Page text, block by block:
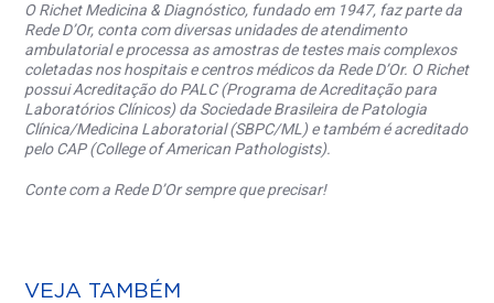
O Richet Medicina & Diagnóstico, fundado em 1947, faz parte da
Rede D’Or, conta com diversas unidades de atendimento
ambulatorial e processa as amostras de testes mais complexos
coletadas nos hospitais e centros médicos da Rede D’Or. O Richet
possui Acreditação do PALC (Programa de Acreditação para
Laboratórios Clínicos) da Sociedade Brasileira de Patologia
Clínica/Medicina Laboratorial (SBPC/ML) e também é acreditado
pelo CAP (College of American Pathologists).
Conte com a Rede D’Or sempre que precisar!
VEJA TAMBÉM